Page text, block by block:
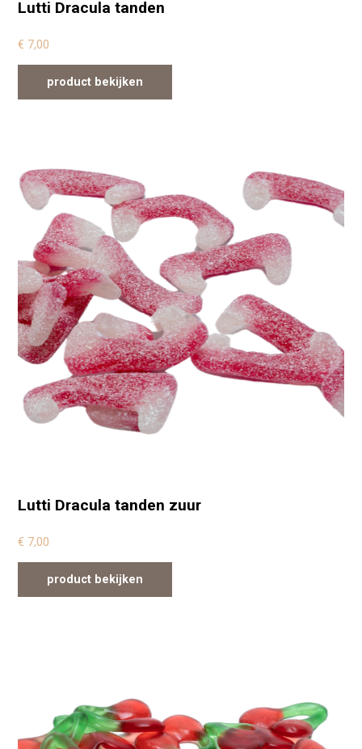
Lutti Dracula tanden
€ 7,00
product bekijken
Lutti Dracula tanden zuur
€ 7,00
product bekijken